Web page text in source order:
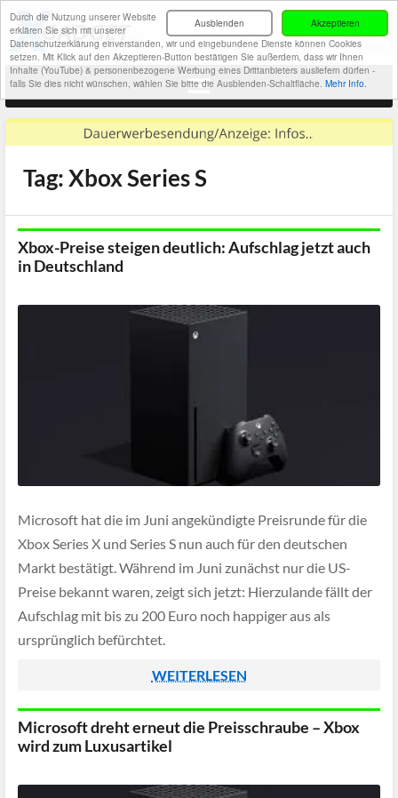
Akzeptieren
Ausblenden
Durch die Nutzung unserer Website
erklären Sie sich mit unserer
Datenschutzerklärung einverstanden, wir und eingebundene Dienste können Cookies
setzen. Mit Klick auf den Akzeptieren-Button bestätigen Sie außerdem, dass wir Ihnen
Inhalte (YouTube) & personenbezogene Werbung eines Drittanbieters ausliefern dürfen -
falls Sie dies nicht wünschen, wählen Sie bitte die Ausblenden-Schaltfläche. Mehr Info.
Tag: Xbox Series S
Xbox-Preise steigen deutlich: Aufschlag jetzt auch
in Deutschland
Microsoft hat die im Juni angekündigte Preisrunde für die
Xbox Series X und Series S nun auch für den deutschen
Markt bestätigt. Während im Juni zunächst nur die US-
Preise bekannt waren, zeigt sich jetzt: Hierzulande fällt der
Aufschlag mit bis zu 200 Euro noch happiger aus als
ursprünglich befürchtet.
WEITERLESEN
Microsoft dreht erneut die Preisschraube – Xbox
wird zum Luxusartikel